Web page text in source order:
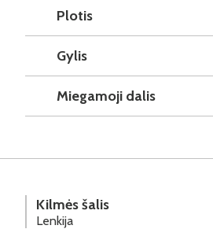
Plotis
Gylis
Miegamoji dalis
Kilmės šalis
Lenkija